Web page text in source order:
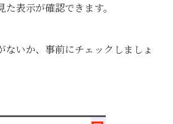
表示が確認できます。
ないか、事前にチェックしましょ